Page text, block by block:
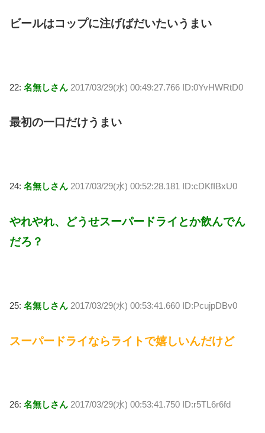
ビールはコップに注げばだいたいうまい
22: 名無しさん 2017/03/29(水) 00:49:27.766 ID:0YvHWRtD0
最初の一口だけうまい
24: 名無しさん 2017/03/29(水) 00:52:28.181 ID:cDKfIBxU0
やれやれ、どうせスーパードライとか飲んでん
だろ？
25: 名無しさん 2017/03/29(水) 00:53:41.660 ID:PcujpDBv0
スーパードライならライトで嬉しいんだけど
26: 名無しさん 2017/03/29(水) 00:53:41.750 ID:r5TL6r6fd